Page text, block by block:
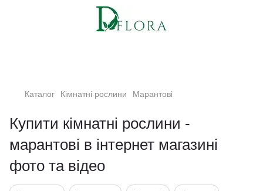
Кімнатні рослини та квіти
Каталог Кімнатні рослини Марантові
Купити кімнатні рослини -
марантові в інтернет магазині
фото та відео